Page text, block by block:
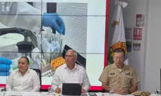
la recuperación de105
con reportes de robo o probables
se realizaron
24 mil 622
a personas y unidades
vigilancia en zonas estratégicas